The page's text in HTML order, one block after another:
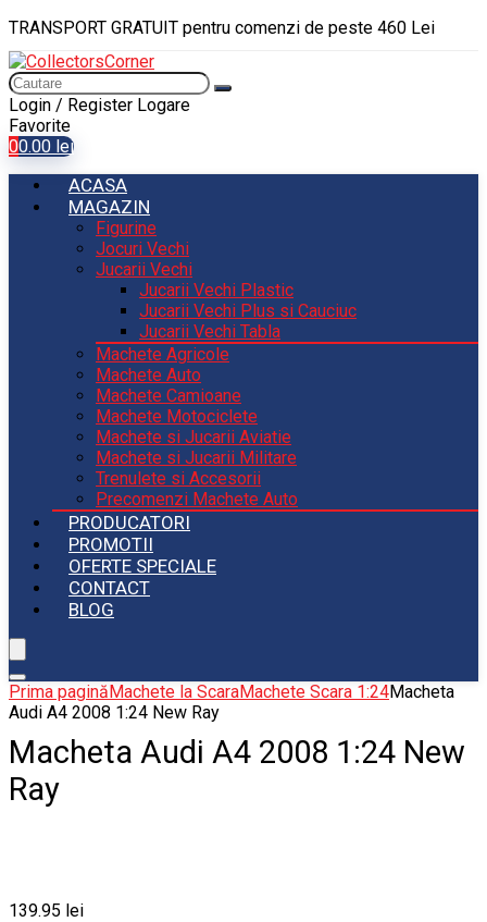
TRANSPORT GRATUIT pentru comenzi de peste 460 Lei
Login / Register Logare
Favorite
00.00 lei
ACASA
MAGAZIN
Figurine
Jocuri Vechi
Jucarii Vechi
Jucarii Vechi Plastic
Jucarii Vechi Plus si Cauciuc
Jucarii Vechi Tabla
Machete Agricole
Machete Auto
Machete Camioane
Machete Motociclete
Machete si Jucarii Aviatie
Machete si Jucarii Militare
Trenulete si Accesorii
Precomenzi Machete Auto
PRODUCATORI
PROMOTII
OFERTE SPECIALE
CONTACT
BLOG
Prima paginăMachete la ScaraMachete Scara 1:24Macheta
Audi A4 2008 1:24 New Ray
Macheta Audi A4 2008 1:24 New
Ray
139.95 lei